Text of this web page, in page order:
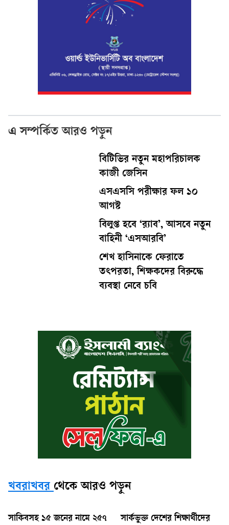
এ সম্পর্কিত আরও পড়ুন
বিটিভির নতুন মহাপরিচালক
কাজী জেসিন
এসএসসি পরীক্ষার ফল ১০
আগস্ট
বিলুপ্ত হবে ‘র‍্যাব’, আসবে নতুন
বাহিনী ‘এসআরবি’
শেখ হাসিনাকে ফেরাতে
তৎপরতা, শিক্ষকদের বিরুদ্ধে
ব্যবস্থা নেবে চবি
খবরাখবর থেকে আরও পড়ুন
সাকিবসহ ১৫ জনের নামে ২৫৭
সার্কভুক্ত দেশের শিক্ষার্থীদের